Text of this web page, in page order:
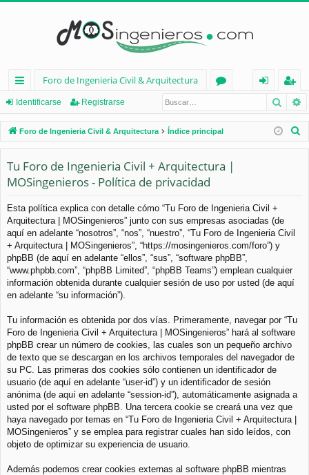
nl
ac
es
rá
pi
d
os
Foro de Ingenieria Civil & Arquitectura
os
nt
ifi
e
eg
ist
ra
Identificarse Registrarse
Foro de Ingenieria Civil & Arquitectura Índice principal
Tu Foro de Ingenieria Civil + Arquitectura |
MOSingenieros - Política de privacidad
Esta política explica con detalle cómo “Tu Foro de Ingenieria Civil +
Arquitectura | MOSingenieros” junto con sus empresas asociadas (de
aquí en adelante “nosotros”, “nos”, “nuestro”, “Tu Foro de Ingenieria Civil
+ Arquitectura | MOSingenieros”, “https://mosingenieros.com/foro”) y
phpBB (de aquí en adelante “ellos”, “sus”, “software phpBB”,
“www.phpbb.com”, “phpBB Limited”, “phpBB Teams”) emplean cualquier
información obtenida durante cualquier sesión de uso por usted (de aquí
en adelante “su información”).
Tu información es obtenida por dos vías. Primeramente, navegar por “Tu
Foro de Ingenieria Civil + Arquitectura | MOSingenieros” hará al software
phpBB crear un número de cookies, las cuales son un pequeño archivo
de texto que se descargan en los archivos temporales del navegador de
su PC. Las primeras dos cookies sólo contienen un identificador de
usuario (de aquí en adelante “user-id”) y un identificador de sesión
anónima (de aquí en adelante “session-id”), automáticamente asignada a
usted por el software phpBB. Una tercera cookie se creará una vez que
haya navegado por temas en “Tu Foro de Ingenieria Civil + Arquitectura |
MOSingenieros” y se emplea para registrar cuales han sido leídos, con
objeto de optimizar su experiencia de usuario.
Además podemos crear cookies externas al software phpBB mientras